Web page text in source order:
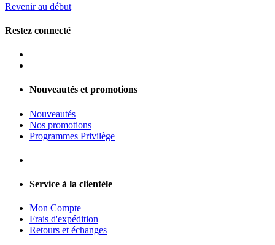
Revenir au début
Restez connecté
Nouveautés et promotions
Nouveautés
Nos promotions
Programmes Privilège
Service à la clientèle
Mon Compte
Frais d'expédition
Retours et échanges